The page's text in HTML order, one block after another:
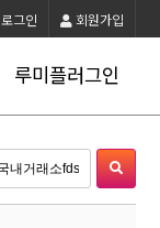
회원가입
로그인
루미플러그인